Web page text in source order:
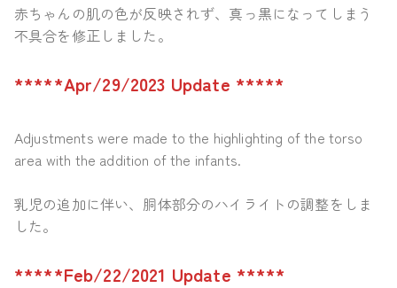
赤ちゃんの肌の色が反映されず、真っ黒になってしまう
不具合を修正しました。
*****Apr/29/2023 Update *****
Adjustments were made to the highlighting of the torso
area with the addition of the infants.
乳児の追加に伴い、胴体部分のハイライトの調整をしま
した。
*****Feb/22/2021 Update *****